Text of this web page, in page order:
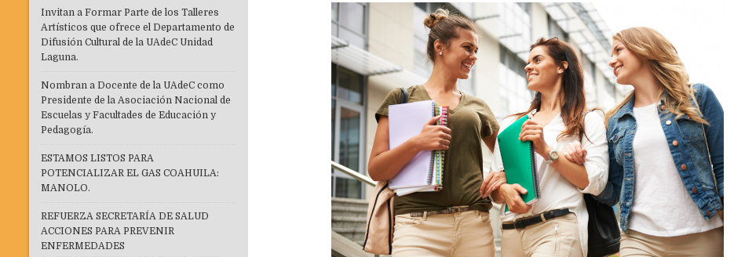
Invitan a Formar Parte de los Talleres
Artísticos que ofrece el Departamento de
Difusión Cultural de la UAdeC Unidad
Laguna.
Nombran a Docente de la UAdeC como
Presidente de la Asociación Nacional de
Escuelas y Facultades de Educación y
Pedagogía.
ESTAMOS LISTOS PARA
POTENCIALIZAR EL GAS COAHUILA:
MANOLO.
REFUERZA SECRETARÍA DE SALUD
ACCIONES PARA PREVENIR
ENFERMEDADES